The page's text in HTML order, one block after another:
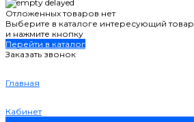
Отложенных товаров нет
Выберите в каталоге интересующий товар
и нажмите кнопку
Перейти в каталог
Заказать звонок
Главная
Кабинет